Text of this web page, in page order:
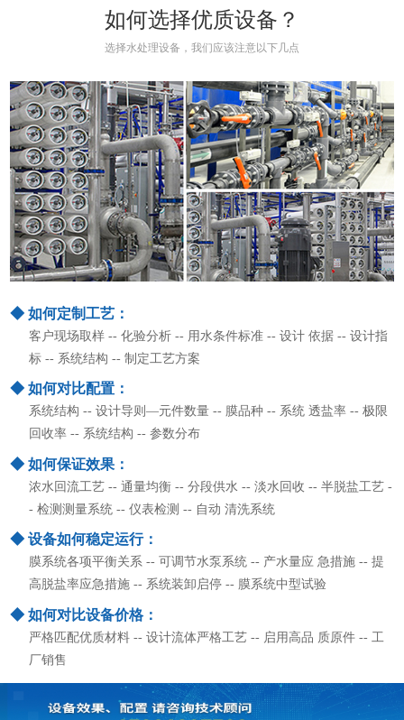
如何选择优质设备？
选择水处理设备，我们应该注意以下几点
◆ 如何定制工艺：
客户现场取样 -- 化验分析 -- 用水条件标准 -- 设计 依据 -- 设计指
标 -- 系统结构 -- 制定工艺方案
◆ 如何对比配置：
系统结构 -- 设计导则—元件数量 -- 膜品种 -- 系统 透盐率 -- 极限
回收率 -- 系统结构 -- 参数分布
◆ 如何保证效果：
浓水回流工艺 -- 通量均衡 -- 分段供水 -- 淡水回收 -- 半脱盐工艺 -
- 检测测量系统 -- 仪表检测 -- 自动 清洗系统
◆ 设备如何稳定运行：
膜系统各项平衡关系 -- 可调节水泵系统 -- 产水量应 急措施 -- 提
高脱盐率应急措施 -- 系统装卸启停 -- 膜系统中型试验
◆ 如何对比设备价格：
严格匹配优质材料 -- 设计流体严格工艺 -- 启用高品 质原件 -- 工
厂销售